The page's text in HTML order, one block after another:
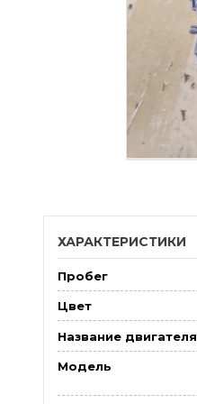
ХАРАКТЕРИСТИКИ
Пробег
Цвет
Название двигателя
Модель